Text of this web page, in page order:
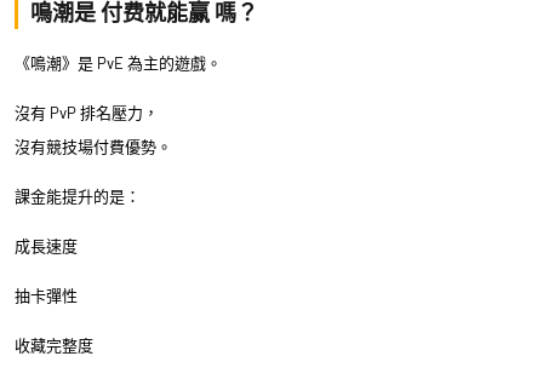
鳴潮是 付费就能赢 嗎？
《鳴潮》是 PvE 為主的遊戲。
沒有 PvP 排名壓力，
沒有競技場付費優勢。
課金能提升的是：
成長速度
抽卡彈性
收藏完整度